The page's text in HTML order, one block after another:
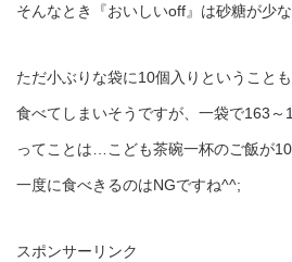
そんなとき『おいしいoff』は砂糖が少
ただ小ぶりな袋に10個入りということ
食べてしまいそうですが、一袋で163～
ってことは…こども茶碗一杯のご飯が
一度に食べきるのはNGですね^^;
スポンサーリンク